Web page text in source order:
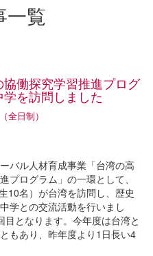
一覧
働探究学習推進プログ
を訪問しました
全日制）
バル人材育成事業「台湾の高
プログラム」の一環として、
10名）が台湾を訪問し、歴史
学との交流活動を行いまし
となります。今年度は台湾と
もあり、昨年度より1日長い4